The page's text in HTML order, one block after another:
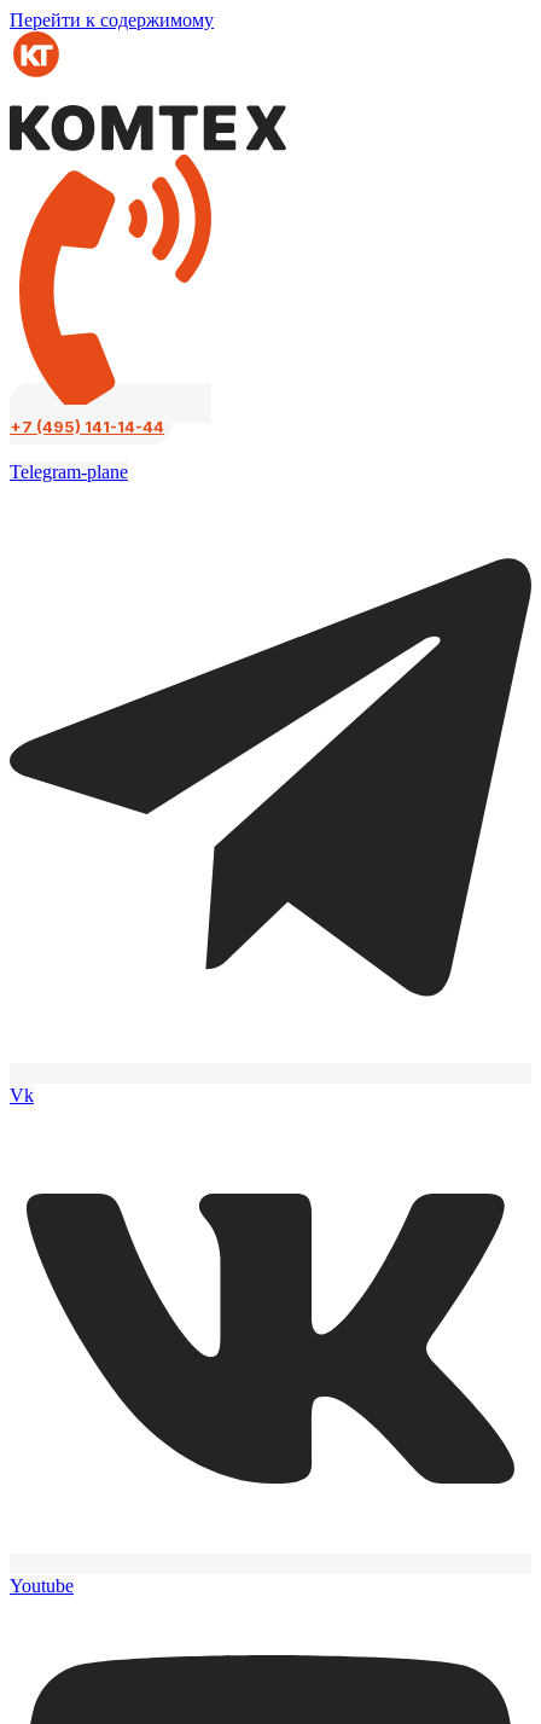
Перейти к содержимому
+7 (495) 141-14-44
Telegram-plane
Vk
Youtube